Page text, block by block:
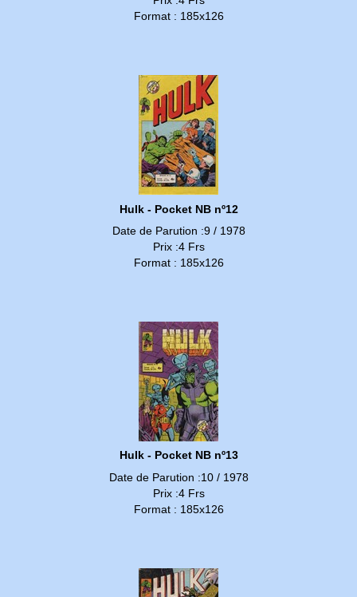
Format : 185x126
Hulk - Pocket NB nº12
Date de Parution :9 / 1978
Prix :4 Frs
Format : 185x126
Hulk - Pocket NB nº13
Date de Parution :10 / 1978
Prix :4 Frs
Format : 185x126